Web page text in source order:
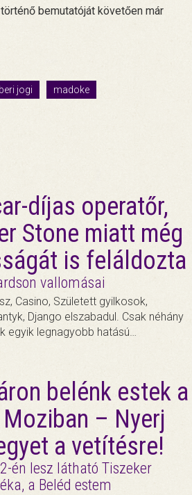
bemutatóját követően már
jogi madoke
díjas operatőr,
Stone miatt még
is feláldozta
vallomásai
Casino, Született gyilkosok,
Django elszabadul. Csak néhány
egyik legnagyobb hatású…
belénk estek a
– Nyerj
a vetítésre!
én lesz látható Tiszeker
a Beléd estem